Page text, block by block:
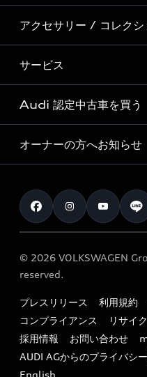
Audi Sport
Formula 1®
デジタルサービス
新車在庫検索
試乗車・展示車検索
見積り依頼
試乗予約
モデル一覧
特別仕様モデル / 限定モデル
e-tronラインアップ
価格シミュレーション
車両比較
カタログ一覧
アクセサリー / コレクシ
純正アクセサリー
オンラインショップ
Audi collection
アウディナビアプリ
サービス
サービス入庫予約
サービスプログラム
メンテナンス
車検 / 定期点検
e-tronアフターサポート
myAudi
Audi 認定中古車を買う
Audi認定中古車
クオリティ
保証
メンテナンス
ファイナンス
キャンペーン / イベント
買取査定
オーナーの方へお知らせ
お知らせ
オーナー様向けキャンペーン
特定整備適用車一覧
リサイクル法
よくある質問（FAQ）
© 2026 VOLKSWAGEN
reserved.
プレスリリース 利用規約
コンプライアンス
リサイ
採用情報
お問い合わせ
AUDI AGからのプライバシ
English